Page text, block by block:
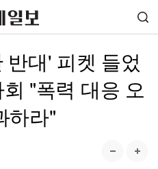
대' 피켓 들었
"폭력 대응 오
하라"